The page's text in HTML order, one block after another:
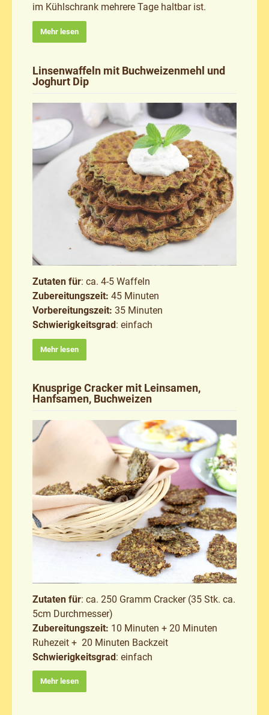
im Kühlschrank mehrere Tage haltbar ist.
Mehr lesen
Linsenwaffeln mit Buchweizenmehl und
Joghurt Dip
Zutaten für: ca. 4-5 Waffeln
Zubereitungszeit: 45 Minuten
Vorbereitungszeit: 35 Minuten
Schwierigkeitsgrad: einfach
Mehr lesen
Knusprige Cracker mit Leinsamen,
Hanfsamen, Buchweizen
Zutaten für: ca. 250 Gramm Cracker (35 Stk. ca.
5cm Durchmesser)
Zubereitungszeit: 10 Minuten + 20 Minuten
Ruhezeit + 20 Minuten Backzeit
Schwierigkeitsgrad: einfach
Mehr lesen